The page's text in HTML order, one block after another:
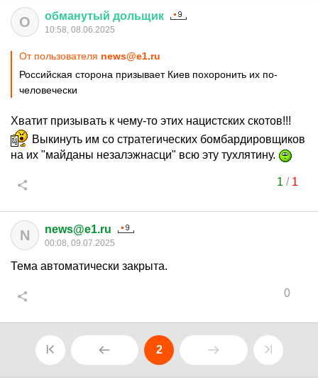
О обманутый дольщик
10:58, 08.06.2025
От пользователя news@e1.ru
Российская сторона призывает Киев похоронить их по-
человечески
Хватит призывать к чему-то этих нацистских скотов!!!
Выкинуть им со стратегических бомбардировщиков
на их "майданы незалэжнасци" всю эту тухлятину.
1 / 1
N news@e1.ru
00:08, 09.07.2025
Тема автоматически закрыта.
0
2